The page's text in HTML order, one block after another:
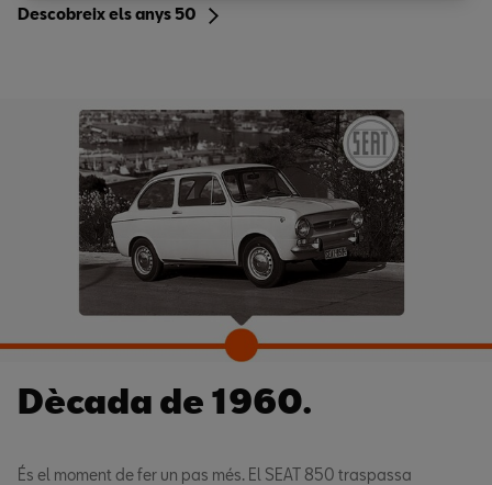
Descobreix els anys 50
Dècada de 1960.
És el moment de fer un pas més. El SEAT 850 traspassa